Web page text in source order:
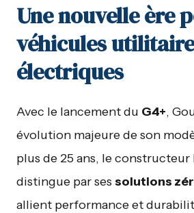
Une nouvelle ère
véhicules
électriques
Avec le lancement du G4+,
évolution majeure de son
plus de 25 ans, le constructeur
distingue par ses solutions
allient performance et